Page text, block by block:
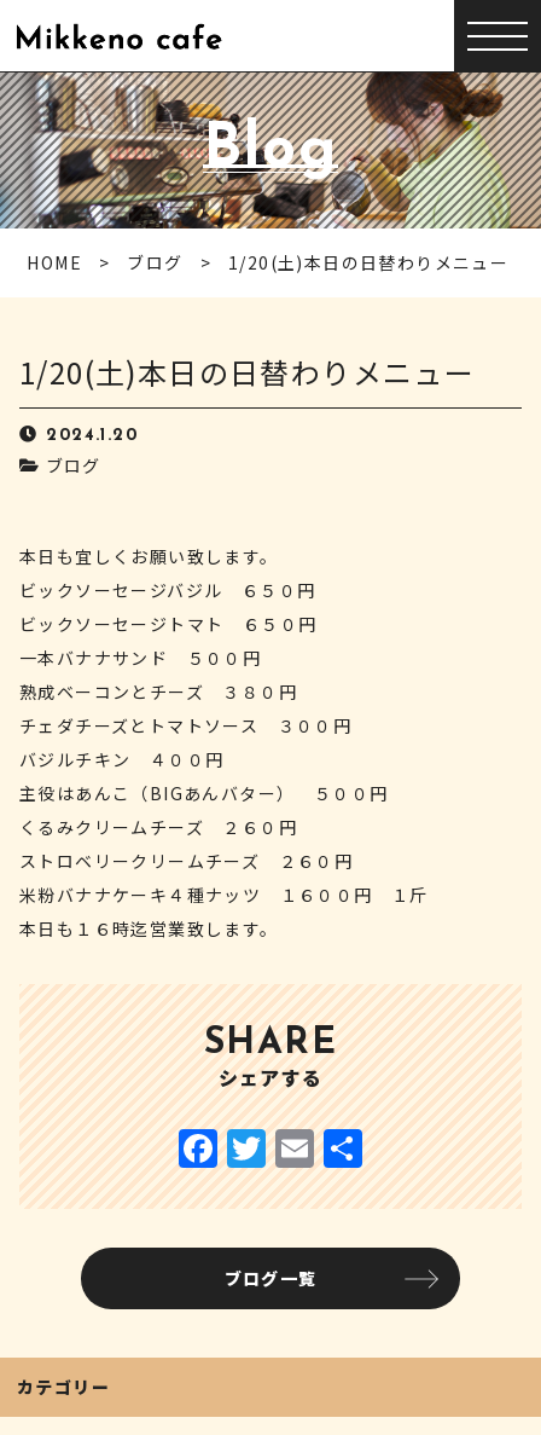
Blog
HOME ブログ 1/20(土)本日の日替わりメニュー
1/20(土)本日の日替わりメニュー
2024.1.20
ブログ
本日も宜しくお願い致します。
ビックソーセージバジル ６５０円
ビックソーセージトマト ６５０円
一本バナナサンド ５００円
熟成ベーコンとチーズ ３８０円
チェダチーズとトマトソース ３００円
バジルチキン ４００円
主役はあんこ（BIGあんバター） ５００円
くるみクリームチーズ ２６０円
ストロベリークリームチーズ ２６０円
米粉バナナケーキ４種ナッツ １６００円 １斤
本日も１６時迄営業致します。
SHARE
シェアする
ブログ一覧
カテゴリー